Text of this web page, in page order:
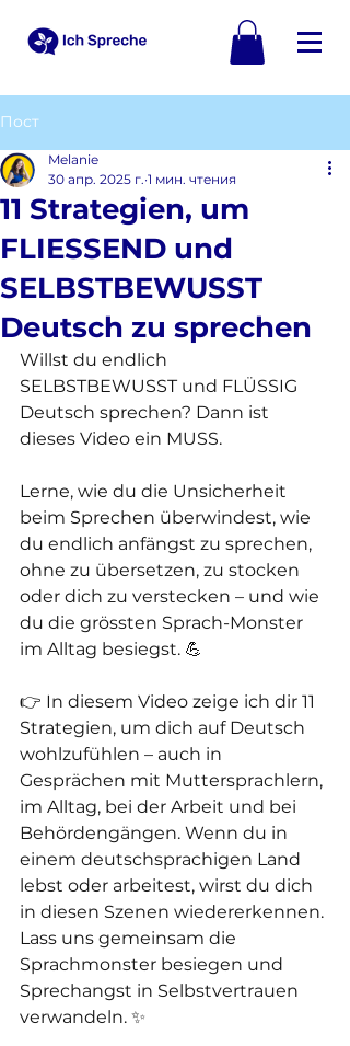
Пост
11 Strategien, um
FLIESSEND und
SELBSTBEWUSST
Deutsch zu sprechen
Melanie
30 апр. 2025 г. 1 мин. чтения
Willst du endlich
SELBSTBEWUSST und FLÜSSIG
Deutsch sprechen? Dann ist
dieses Video ein MUSS.
Lerne, wie du die Unsicherheit
beim Sprechen überwindest, wie
du endlich anfängst zu sprechen,
ohne zu übersetzen, zu stocken
oder dich zu verstecken – und wie
du die grössten Sprach-Monster
im Alltag besiegst. 💪
👉 In diesem Video zeige ich dir 11
Strategien, um dich auf Deutsch
wohlzufühlen – auch in
Gesprächen mit Muttersprachlern,
im Alltag, bei der Arbeit und bei
Behördengängen. Wenn du in
einem deutschsprachigen Land
lebst oder arbeitest, wirst du dich
in diesen Szenen wiedererkennen.
Lass uns gemeinsam die
Sprachmonster besiegen und
Sprechangst in Selbstvertrauen
verwandeln. ✨